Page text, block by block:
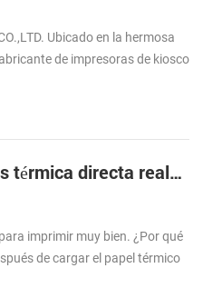
Ubicado en la hermosa
de impresoras de kiosco
¿La impresora de tickets térmica directa realmente tiene tinta?
imprimir muy bien. ¿Por qué
de cargar el papel térmico